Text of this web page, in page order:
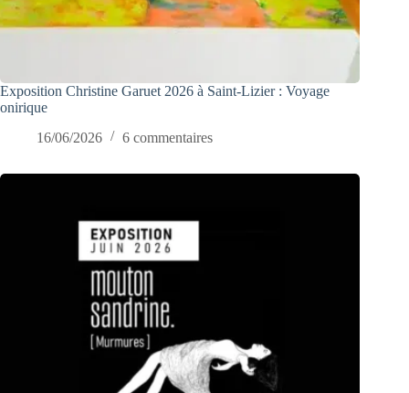
Exposition Christine Garuet 2026 à Saint-Lizier : Voyage
onirique
16/06/2026
6 commentaires